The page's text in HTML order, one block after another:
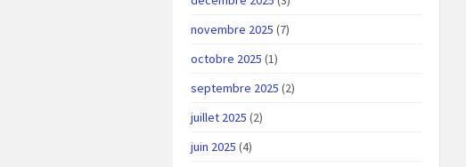
novembre 2025 (7)
octobre 2025 (1)
septembre 2025 (2)
juillet 2025 (2)
juin 2025 (4)